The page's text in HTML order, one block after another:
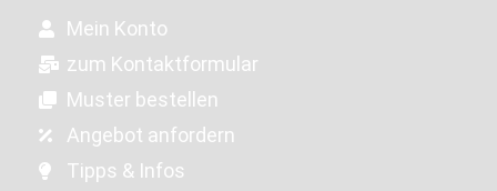
Mein Konto
zum Kontaktformular
Muster bestellen
Angebot anfordern
Tipps & Infos